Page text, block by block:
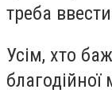
треба
Усім, хто
благодійної